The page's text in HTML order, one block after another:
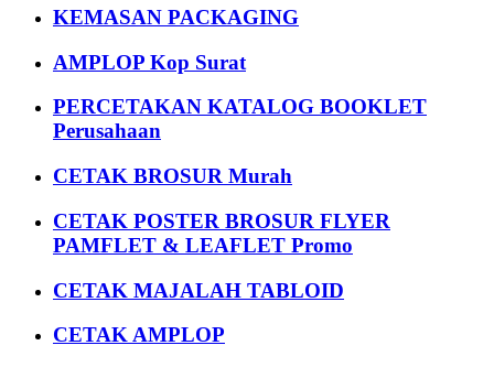
KEMASAN PACKAGING
AMPLOP Kop Surat
PERCETAKAN KATALOG BOOKLET
Perusahaan
CETAK BROSUR Murah
CETAK POSTER BROSUR FLYER
PAMFLET & LEAFLET Promo
CETAK MAJALAH TABLOID
CETAK AMPLOP